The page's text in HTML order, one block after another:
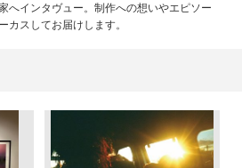
へインタヴュー。制作への想いやエピソー
カスしてお届けします。